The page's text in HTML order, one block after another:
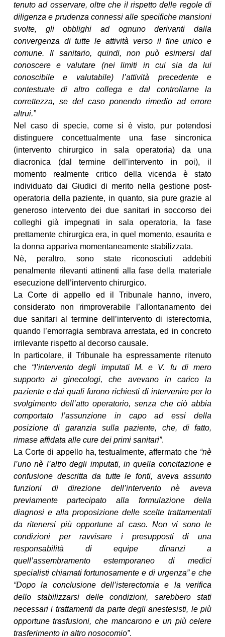
tenuto ad osservare, oltre che il rispetto delle regole di
diligenza e prudenza connessi alle specifiche mansioni
svolte, gli obblighi ad ognuno derivanti dalla
convergenza di tutte le attività verso il fine unico e
comune. Il sanitario, quindi, non può esimersi dal
conoscere e valutare (nei limiti in cui sia da lui
conoscibile e valutabile) l’attività precedente e
contestuale di altro collega e dal controllarne la
correttezza, se del caso ponendo rimedio ad errore
altrui.”
Nel caso di specie, come si è visto, pur potendosi
distinguere concettualmente una fase sincronica
(intervento chirurgico in sala operatoria) da una
diacronica (dal termine dell’intervento in poi), il
momento realmente critico della vicenda è stato
individuato dai Giudici di merito nella gestione post-
operatoria della paziente, in quanto, sia pure grazie al
generoso intervento dei due sanitari in soccorso dei
colleghi già impegnati in sala operatoria, la fase
prettamente chirurgica era, in quel momento, esaurita e
la donna appariva momentaneamente stabilizzata.
Nè, peraltro, sono state riconosciuti addebiti
penalmente rilevanti attinenti alla fase della materiale
esecuzione dell’intervento chirurgico.
La Corte di appello ed il Tribunale hanno, invero,
considerato non rimproverabile l’allontanamento dei
due sanitari al termine dell’intervento di isterectomia,
quando l’emorragia sembrava arrestata, ed in concreto
irrilevante rispetto al decorso causale.
In particolare, il Tribunale ha espressamente ritenuto
che “l’intervento degli imputati M. e V. fu di mero
supporto ai ginecologi, che avevano in carico la
paziente e dai quali furono richiesti di intervenire per lo
svolgimento dell’atto operatorio, senza che ciò abbia
comportato l’assunzione in capo ad essi della
posizione di garanzia sulla paziente, che, di fatto,
rimase affidata alle cure dei primi sanitari”.
La Corte di appello ha, testualmente, affermato che “nè
l’uno nè l’altro degli imputati, in quella concitazione e
confusione descritta da tutte le fonti, aveva assunto
funzioni di direzione dell’intervento nè aveva
previamente partecipato alla formulazione della
diagnosi e alla proposizione delle scelte trattamentali
da ritenersi più opportune al caso. Non vi sono le
condizioni per ravvisare i presupposti di una
responsabilità di equipe dinanzi a
quell’assembramento estemporaneo di medici
specialisti chiamati fortunosamente e di urgenza” e che
“Dopo la conclusione dell’isterectomia e la verifica
dello stabilizzarsi delle condizioni, sarebbero stati
necessari i trattamenti da parte degli anestesisti, le più
opportune trasfusioni, che mancarono e un più celere
trasferimento in altro nosocomio”.